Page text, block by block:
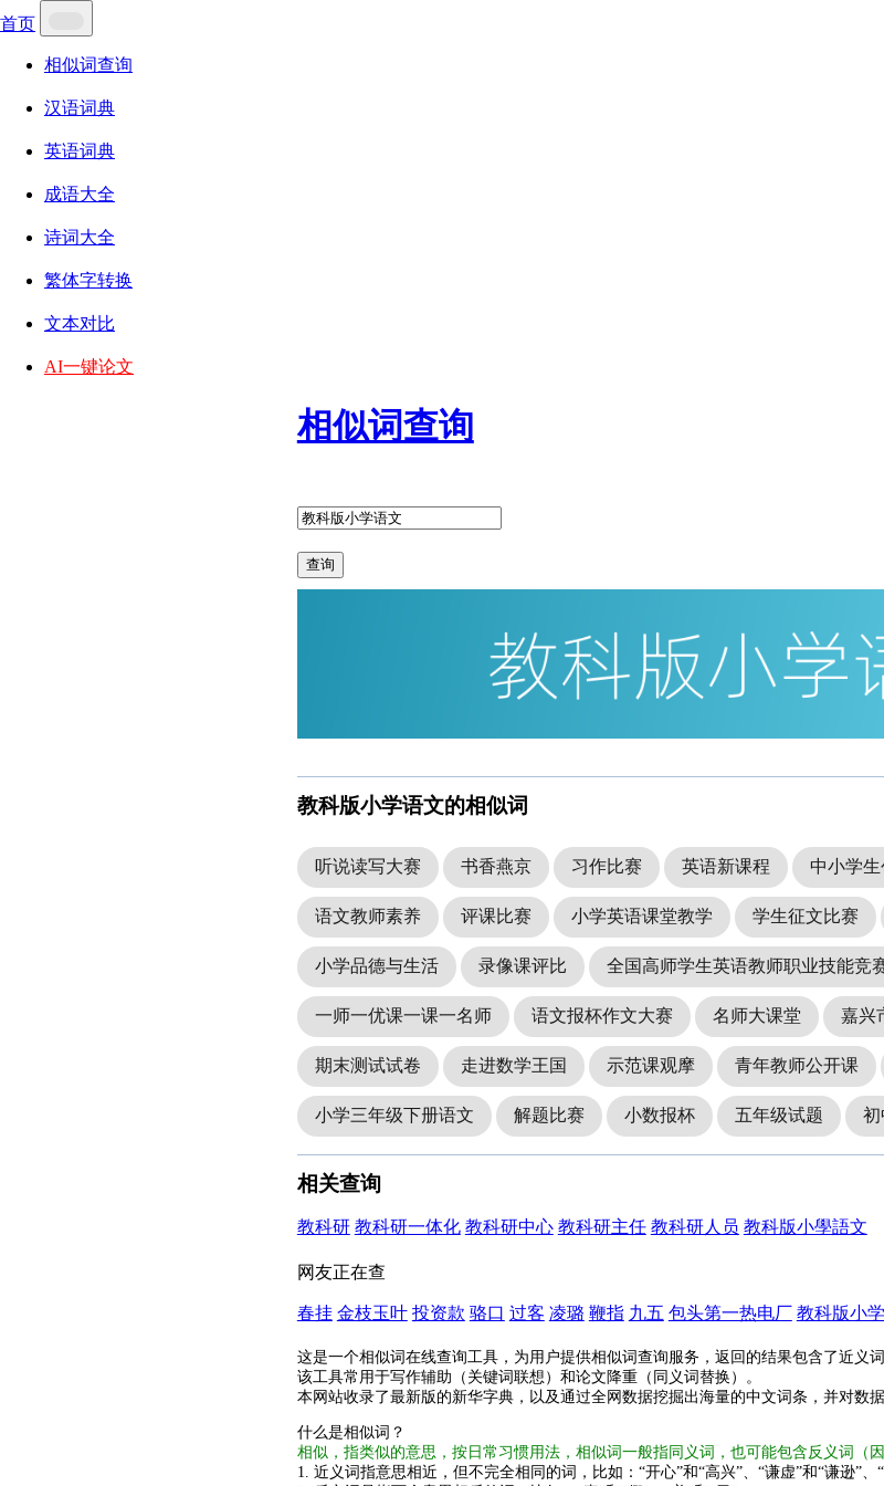
首页
相似词查询
汉语词典
英语词典
成语大全
诗词大全
繁体字转换
文本对比
AI一键论文
相似词查询
查询
教科版小学语文的相似词
听说读写大赛 书香燕京 习作比赛 英语新课程 中小学
语文教师素养 评课比赛 小学英语课堂教学 学生征文比赛
小学品德与生活 录像课评比 全国高师学生英语教师职业技能竞
一师一优课一课一名师 语文报杯作文大赛 名师大课堂 嘉兴
期末测试试卷 走进数学王国 示范课观摩 青年教师公开课
小学三年级下册语文 解题比赛 小数报杯 五年级试题 初
相关查询
教科研 教科研一体化 教科研中心 教科研主任 教科研人员 教科版小學語文
网友正在查
春挂 金枝玉叶 投资款 骆口 过客 凌璐 鞭指 九五 包头第一热电厂 教科版小
这是一个相似词在线查询工具，为用户提供相似词查询服务，返回的结果包含了近义词
该工具常用于写作辅助（关键词联想）和论文降重（同义词替换）。
本网站收录了最新版的新华字典，以及通过全网数据挖掘出海量的中文词条，并对数
什么是相似词？
相似，指类似的意思，按日常习惯用法，相似词一般指同义词，也可能包含反义词（
1. 近义词指意思相近，但不完全相同的词，比如：“开心”和“高兴”、“谦虚”和“谦逊”、“